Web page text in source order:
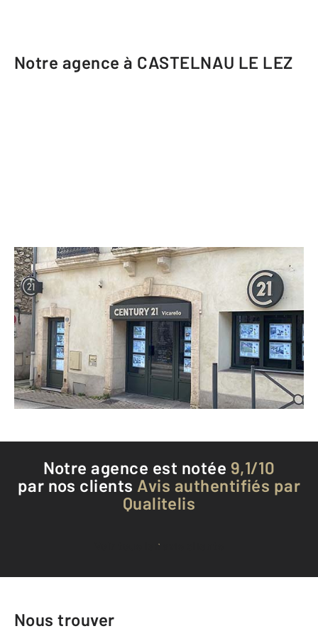
Notre agence à CASTELNAU LE LEZ
CENTURY 21 Vicarello
25 avenue Jean Jaurès
CASTELNAU LE LEZ - 34170
Envoyer un message
Téléphoner à l'agence
Notre agence est notée 9,1/10
par nos clients Avis authentifiés par
Qualitelis
Voir tous les avis clients
Nous trouver